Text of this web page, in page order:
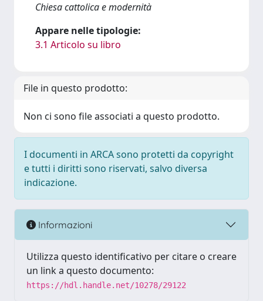
Chiesa cattolica e modernità
Appare nelle tipologie:
3.1 Articolo su libro
File in questo prodotto:
Non ci sono file associati a questo prodotto.
I documenti in ARCA sono protetti da copyright
e tutti i diritti sono riservati, salvo diversa
indicazione.
Informazioni
Utilizza questo identificativo per citare o creare
un link a questo documento:
https://hdl.handle.net/10278/29122